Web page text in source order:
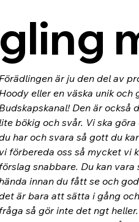
är ju den del av
eller en väska unik och
Den är också
bökig och svår. Vi ska
har och svara så gott du
förbereda oss så mycket vi
snabbare. Du kan vara
innan du fått se och
är bara att sätta i gång
så gör inte det ngt